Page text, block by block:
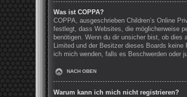
Was ist COPPA?
COPPA, ausgeschrieben Children’s Online
festlegt, dass Websites, die möglicherweise
benötigen. Wenn du dir unsicher bist, ob
Limited und der Besitzer dieses Boards keine
ich mich wenden, falls es Beschwerden oder
NACH OBEN
Warum kann ich mich nicht registrieren?